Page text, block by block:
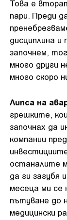
Това е
пари. Преди
дисциплина и
започнем,
много други
много скоро
Липса на
грешките,
започнах да
компании
останалите
да ги загубя
месеца ми се
пътуване до
медицински